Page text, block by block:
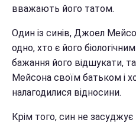
вважають його татом.
Один із синів, Джоел
одно, хто є його
бажання його відшукати,
Мейсона своїм батьком і
налагодилися відносини.
Крім того, син не